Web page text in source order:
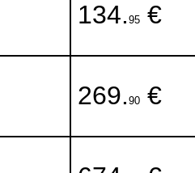
134. 95 €
269. 90 €